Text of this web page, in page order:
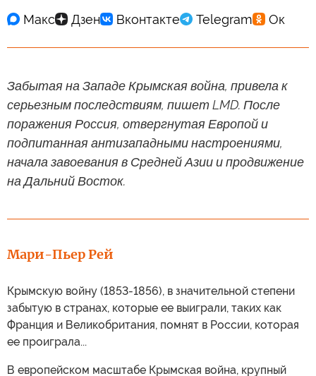
Забытая на Западе Крымская война, привела к
серьезным последствиям, пишет LMD. После
поражения Россия, отвергнутая Европой и
подпитанная антизападными настроениями,
начала завоевания в Средней Азии и продвижение
на Дальний Восток.
Мари-Пьер Рей
Крымскую войну (1853-1856), в значительной степени
забытую в странах, которые ее выиграли, таких как
Франция и Великобритания, помнят в России, которая
ее проиграла...
В европейском масштабе Крымская война, крупный